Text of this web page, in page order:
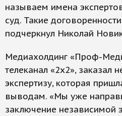
называем имена
суд. Такие
подчеркнул Николай
Медиахолдинг «Проф-
телеканал «2х2», заказал
экспертизу, которая
выводам. «Мы уже
заключение независимой